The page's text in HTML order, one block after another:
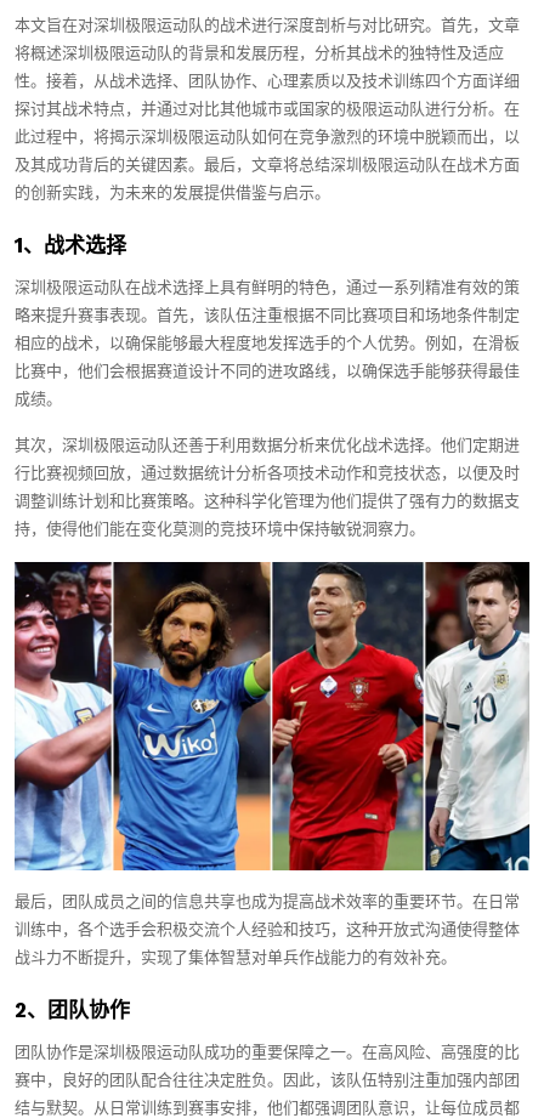
本文旨在对深圳极限运动队的战术进行深度剖析与对比研究。首先，文章
将概述深圳极限运动队的背景和发展历程，分析其战术的独特性及适应
性。接着，从战术选择、团队协作、心理素质以及技术训练四个方面详细
探讨其战术特点，并通过对比其他城市或国家的极限运动队进行分析。在
此过程中，将揭示深圳极限运动队如何在竞争激烈的环境中脱颖而出，以
及其成功背后的关键因素。最后，文章将总结深圳极限运动队在战术方面
的创新实践，为未来的发展提供借鉴与启示。
1、战术选择
深圳极限运动队在战术选择上具有鲜明的特色，通过一系列精准有效的策
略来提升赛事表现。首先，该队伍注重根据不同比赛项目和场地条件制定
相应的战术，以确保能够最大程度地发挥选手的个人优势。例如，在滑板
比赛中，他们会根据赛道设计不同的进攻路线，以确保选手能够获得最佳
成绩。
其次，深圳极限运动队还善于利用数据分析来优化战术选择。他们定期进
行比赛视频回放，通过数据统计分析各项技术动作和竞技状态，以便及时
调整训练计划和比赛策略。这种科学化管理为他们提供了强有力的数据支
持，使得他们能在变化莫测的竞技环境中保持敏锐洞察力。
最后，团队成员之间的信息共享也成为提高战术效率的重要环节。在日常
训练中，各个选手会积极交流个人经验和技巧，这种开放式沟通使得整体
战斗力不断提升，实现了集体智慧对单兵作战能力的有效补充。
2、团队协作
团队协作是深圳极限运动队成功的重要保障之一。在高风险、高强度的比
赛中，良好的团队配合往往决定胜负。因此，该队伍特别注重加强内部团
结与默契。从日常训练到赛事安排，他们都强调团队意识，让每位成员都